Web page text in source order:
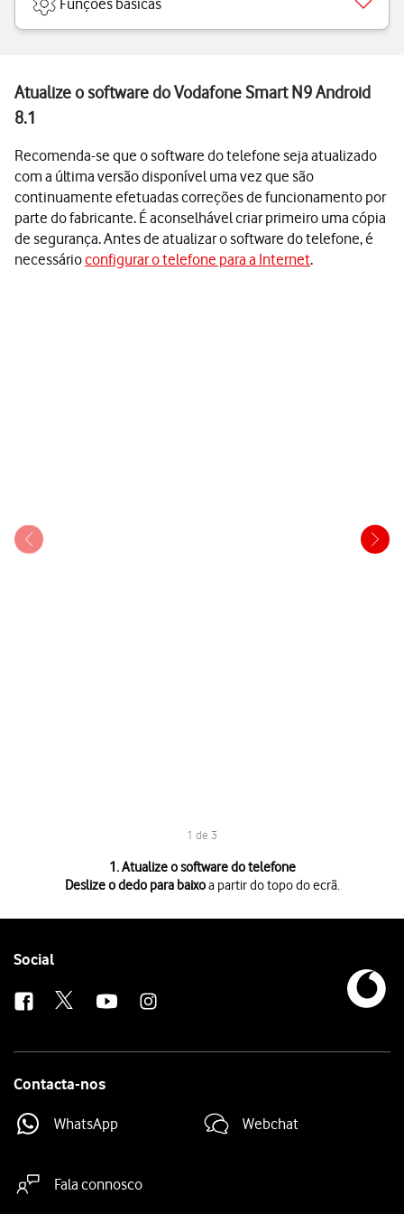
Funções básicas
Atualize o software do Vodafone Smart N9 Android
8.1
Recomenda-se que o software do telefone seja atualizado
com a última versão disponível uma vez que são
continuamente efetuadas correções de funcionamento por
parte do fabricante. É aconselhável criar primeiro uma cópia
de segurança. Antes de atualizar o software do telefone, é
necessárioconfigurar o telefone para a Internet.
1 de 3
1. Atualize o software do telefone
Deslize o dedo para baixoa partir do topo do ecrã.
Primao ícone de definições.
Follow
Social
Contacta-nos
WhatsApp Webchat
Fala connosco